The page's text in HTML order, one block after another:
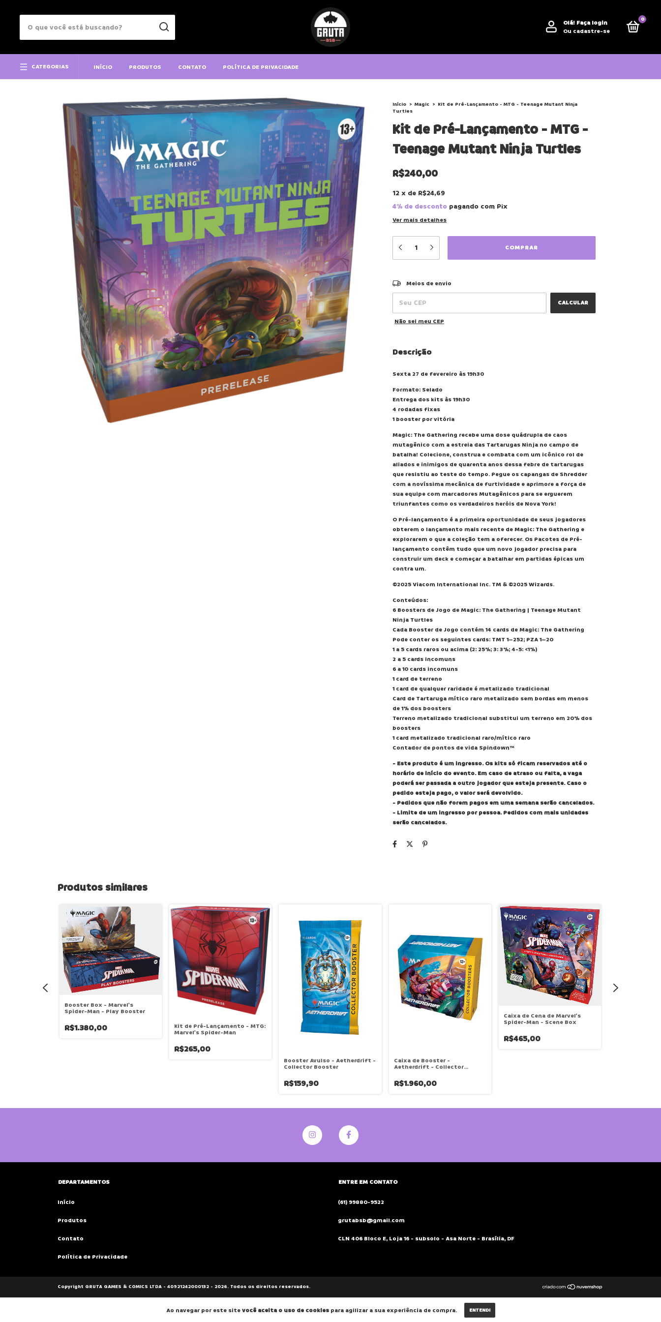
Olá! Faça login
Ou cadastre-se
0
CATEGORIAS INÍCIO PRODUTOS CONTATO POLÍTICA DE PRIVACIDADE
Ao navegar por este sitevocê aceita o uso de cookiespara agilizar a sua experiência de compra. ENTENDI
Início > Magic > Kit de Pré-Lançamento - MTG - Teenage Mutant Ninja
Turtles
Kit de Pré-Lançamento - MTG -
Teenage Mutant Ninja Turtles
R$240,00
12 x de R$24,69
4% de desconto pagando com Pix
Ver mais detalhes
Entregas para o CEP:
Meios de envio
CALCULAR
Não sei meu CEP
Descrição
Sexta 27 de fevereiro às 19h30
Formato: Selado
Entrega dos kits às 19h30
4 rodadas fixas
1 booster por vitória
Magic: The Gathering recebe uma dose quádrupla de caos
mutagênico com a estreia das Tartarugas Ninja no campo de
batalha! Colecione, construa e combata com um icônico rol de
aliados e inimigos de quarenta anos dessa febre de tartarugas
que resistiu ao teste do tempo. Pegue os capangas de Shredder
com a novíssima mecânica de furtividade e aprimore a força de
sua equipe com marcadores Mutagênicos para se erguerem
triunfantes como os verdadeiros heróis de Nova York!
O Pré-lançamento é a primeira oportunidade de seus jogadores
obterem o lançamento mais recente de Magic: The Gathering e
explorarem o que a coleção tem a oferecer. Os Pacotes de Pré-
lançamento contêm tudo que um novo jogador precisa para
construir um deck e começar a batalhar em partidas épicas um
contra um.
©2025 Viacom International Inc. TM & ©2025 Wizards.
Conteúdos:
6 Boosters de Jogo de Magic: The Gathering | Teenage Mutant
Ninja Turtles
Cada Booster de Jogo contém 14 cards de Magic: The Gathering
Pode conter os seguintes cards: TMT 1–252; PZA 1–20
1 a 5 cards raros ou acima (2: 25%; 3: 3%; 4-5: <1%)
2 a 5 cards incomuns
6 a 10 cards incomuns
1 card de terreno
1 card de qualquer raridade é metalizado tradicional
Card de Tartaruga mítico raro metalizado sem bordas em menos
de 1% dos boosters
Terreno metalizado tradicional substitui um terreno em 20% dos
boosters
1 card metalizado tradicional raro/mítico raro
Contador de pontos de vida Spindown™
- Este produto é um ingresso. Os kits só ficam reservados até o
horário de início do evento. Em caso de atraso ou falta, a vaga
poderá ser passada a outro jogador que esteja presente. Caso o
pedido esteja pago, o valor será devolvido.
- Pedidos que não forem pagos em uma semana serão cancelados.
- Limite de um ingresso por pessoa. Pedidos com mais unidades
serão cancelados.
Produtos similares
Booster Box - Marvel's
Spider-Man - Play Booster
R$1.380,00 Kit de Pré-Lançamento - MTG:
Marvel's Spider-Man
R$265,00
Booster Avulso - Aetherdrift -
Collector Booster
R$159,90
Caixa de Booster -
Aetherdrift - Collector
R$1.960,00
Caixa de Cena de Marvel's
Spider-Man - Scene Box
R$465,00
DEPARTAMENTOS
Início
Produtos
Contato
Política de Privacidade
ENTRE EM CONTATO
(61) 99880-9522
grutabsb@gmail.com
CLN 406 Bloco E, Loja 16 - subsolo - Asa Norte - Brasília, DF
Copyright GRUTA GAMES & COMICS LTDA - 40921242000132 - 2026. Todos os direitos reservados.